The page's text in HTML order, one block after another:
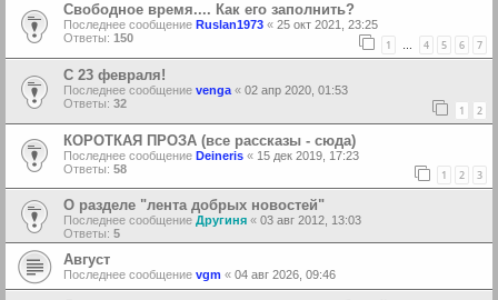
Свободное время.... Как его заполнить?
Последнее сообщение Ruslan1973 « 25 окт 2021, 23:25
Ответы: 150 1 … 4 5 6 7
С 23 февраля!
Последнее сообщение venga « 02 апр 2020, 01:53
Ответы: 32 1 2
КОРОТКАЯ ПРОЗА (все рассказы - сюда)
Последнее сообщение Deineris « 15 дек 2019, 17:23
Ответы: 58 1 2 3
О разделе "лента добрых новостей"
Последнее сообщение Другиня « 03 авг 2012, 13:03
Ответы: 5
Август
Последнее сообщение vgm « 04 авг 2026, 09:46